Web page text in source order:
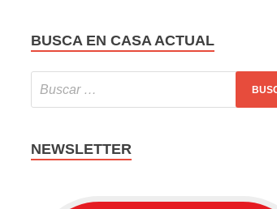
BUSCA EN CASA ACTUAL
NEWSLETTER